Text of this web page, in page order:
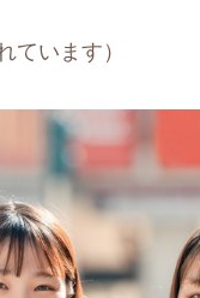
ています）